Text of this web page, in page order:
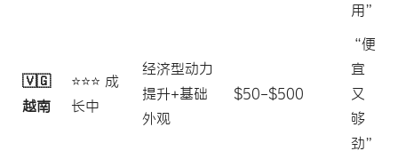
用”
🇻🇬
越南
⭐⭐⭐ 成
长中
经济型动力
提升+基础
外观
$50-$500
“便
宜
又
够
劲”